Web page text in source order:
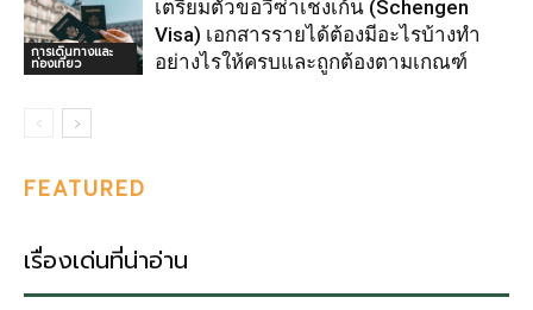
การเดินทางและ
ท่องเที่ยว
เตรียมตัวขอวีซ่าเชงเก้น (Schengen
Visa) เอกสารรายได้ต้องมีอะไรบ้างทำ
อย่างไรให้ครบและถูกต้องตามเกณฑ์
FEATURED
เรื่องเด่นที่น่าอ่าน